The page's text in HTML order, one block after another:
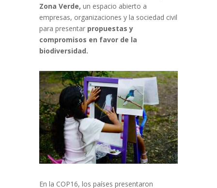
Zona Verde, un espacio abierto a
empresas, organizaciones y la sociedad civil
para presentarpropuestas y
compromisos en favor de la
biodiversidad.
En la COP16, los países presentaron